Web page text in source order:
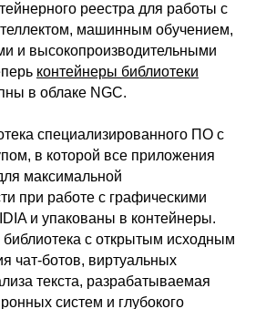
реестра для работы с
машинным обучением,
и высокопроизводительными
контейнеры библиотеки
в облаке NGC.
специализированного ПО с
в которой все приложения
максимальной
при работе с графическими
и упакованы в контейнеры.
с открытым исходным
чат-ботов, виртуальных
текста, разрабатываемая
систем и глубокого